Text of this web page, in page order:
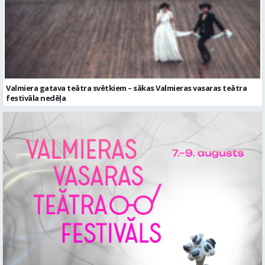
Valmiera gatava teātra svētkiem – sākas Valmieras vasaras teātra
festivāla nedēļa